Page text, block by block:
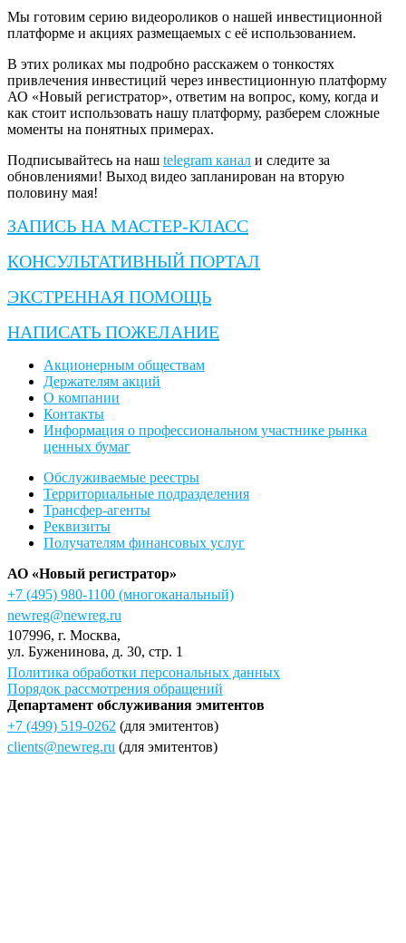
Мы готовим серию видеороликов о нашей инвестиционной
платформе и акциях размещаемых с её использованием.
В этих роликах мы подробно расскажем о тонкостях
привлечения инвестиций через инвестиционную платформу
АО «Новый регистратор», ответим на вопрос, кому, когда и
как стоит использовать нашу платформу, разберем сложные
моменты на понятных примерах.
Подписывайтесь на наш telegram канал и следите за
обновлениями! Выход видео запланирован на вторую
половину мая!
ЗАПИСЬ НА МАСТЕР-КЛАСС
КОНСУЛЬТАТИВНЫЙ ПОРТАЛ
ЭКСТРЕННАЯ ПОМОЩЬ
НАПИСАТЬ ПОЖЕЛАНИЕ
Акционерным обществам
Держателям акций
О компании
Контакты
Информация о профессиональном участнике рынка
ценных бумаг
Обслуживаемые реестры
Территориальные подразделения
Трансфер-агенты
Реквизиты
Получателям финансовых услуг
АО «Новый регистратор»
+7 (495) 980-1100 (многоканальный)
newreg@newreg.ru
107996, г. Москва,
ул. Буженинова, д. 30, стр. 1
Политика обработки персональных данных
Порядок рассмотрения обращений
Департамент обслуживания эмитентов
+7 (499) 519-0262 (для эмитентов)
clients@newreg.ru (для эмитентов)